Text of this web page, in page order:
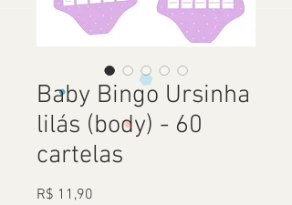
Baby Bingo Ursinha
lilás (body) - 60
cartelas
R$ 11,90